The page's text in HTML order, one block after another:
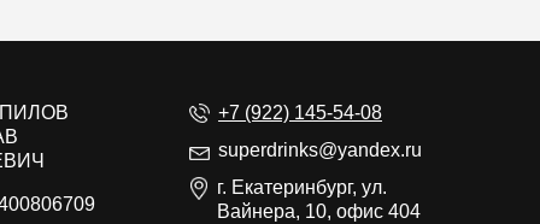
superdrinks@yandex.ru
+7 (922) 145-54-08
г. Екатеринбург, ул.
Вайнера, 10, офис 404